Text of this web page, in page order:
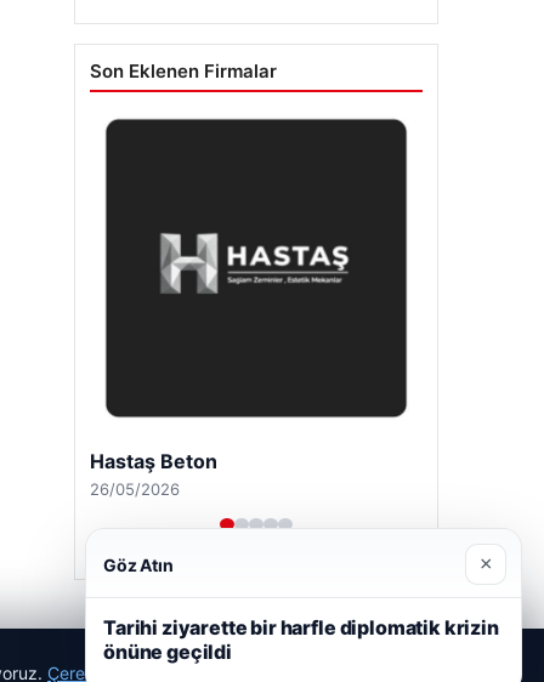
Son Eklenen Firmalar
Hastaş Beton
26/05/2026
Çerez Politikamız
Göz Atın ×
Tarihi ziyarette bir harfle diplomatik krizin
önüne geçildi